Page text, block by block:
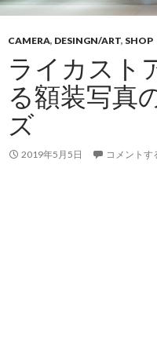
CAMERA, DESINGN/ART, SHOP
ライカスト
る額装写真
ズ
2019年5月5日 コメントす